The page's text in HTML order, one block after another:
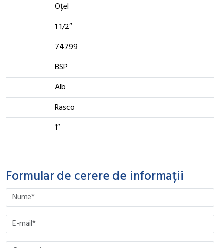
Oțel
1 1/2″
74799
BSP
Alb
Rasco
1″
Formular de cerere de informații
Please leave this field empty.
Please leave this field empty.
Please leave this field empty.
Please leave this field empty.